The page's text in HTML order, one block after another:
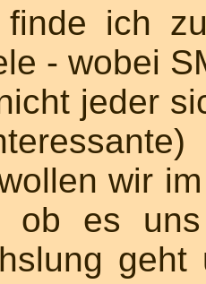
ich
- wobei
jeder
wir
ob es